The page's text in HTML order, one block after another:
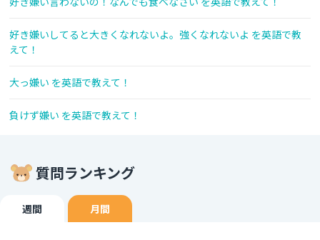
好き嫌いしてると大きくなれないよ。強くなれないよ を英語で教
えて！
大っ嫌い を英語で教えて！
負けず嫌い を英語で教えて！
質問ランキング
週間 月間